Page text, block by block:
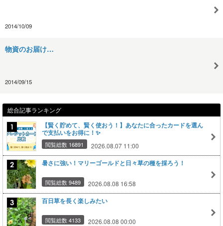
2014/10/09
物資のお届け…
2014/09/15
総合記事ランキング
【賢く貯めて、賢く使おう！】あなたに合ったカードを選ん
で支払いをお得に！✨
閲覧総数 16891 2026.08.07 11:00
暑さに強い！マリーゴールドと日々草の種を採ろう！
閲覧総数 9489 2026.08.08 16:58
百日草を長く楽しみたい
閲覧総数 4133 2026.08.08 00:00